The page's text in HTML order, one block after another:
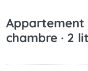
Appartement
chambre · 2